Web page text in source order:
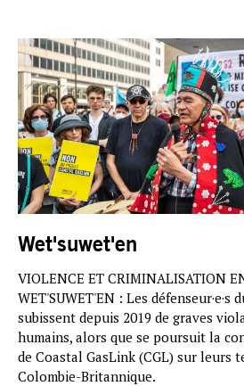
Wet'suwet'en
VIOLENCE ET CRIMINALISATION
WET'SUWET'EN : Les
subissent depuis 2019 de graves
humains, alors que se poursuit la
de Coastal GasLink (CGL) sur leurs
Colombie-Britannique.